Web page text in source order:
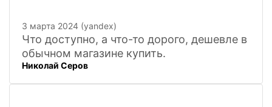
3 марта 2024 (yandex)
Что доступно, а что-то дорого, дешевле в
обычном магазине купить.
Николай Серов